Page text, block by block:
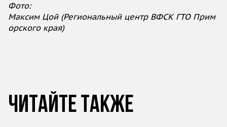
Фото:
Максим Цой (Региональный центр ВФСК ГТО Прим
орского края)
Читайте также